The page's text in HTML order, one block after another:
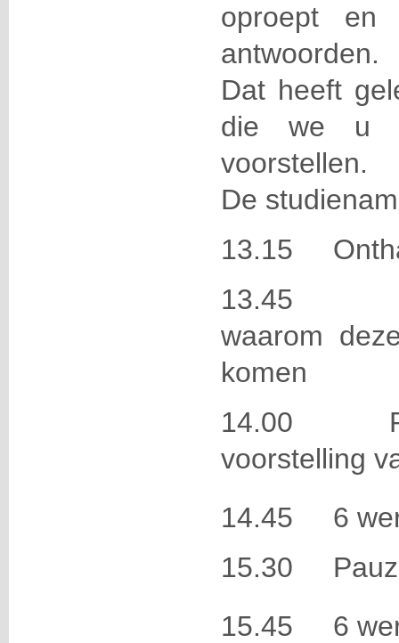
oproept en
antwoorden.
Dat heeft
die we u
voorstellen.
De
13.15
13.45
waarom
komen
14.00
voorstelling
14.45 6
15.30
15.45 6